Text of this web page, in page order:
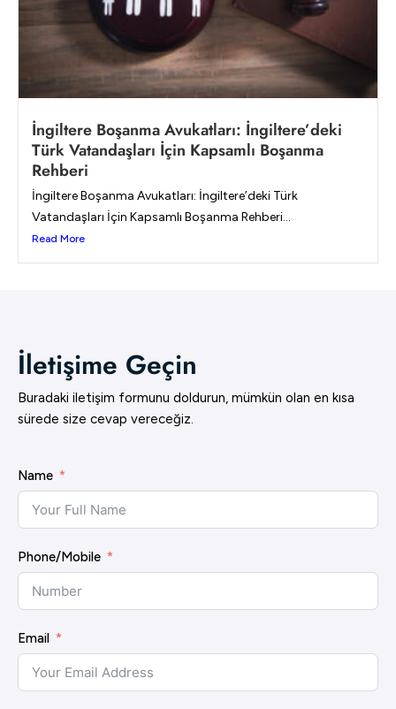
İngiltere Boşanma Avukatları: İngiltere’deki
Türk Vatandaşları İçin Kapsamlı Boşanma
Rehberi
İngiltere Boşanma Avukatları: İngiltere’deki Türk
Vatandaşları İçin Kapsamlı Boşanma Rehberi...
Read More
İletişime Geçin
Buradaki iletişim formunu doldurun, mümkün olan en kısa
sürede size cevap vereceğiz.
Name
Phone/Mobile
Email